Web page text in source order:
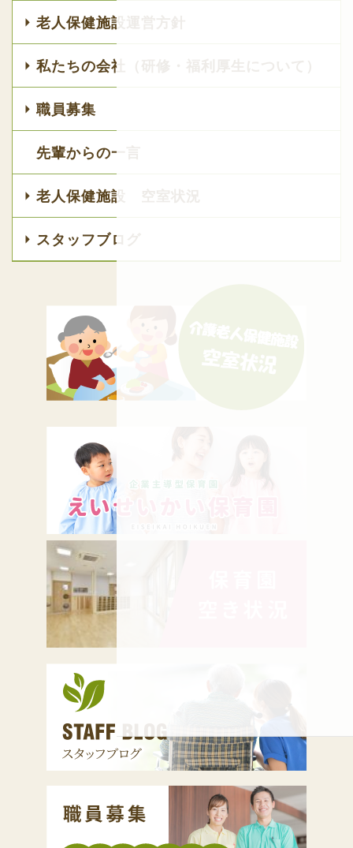
老人保健施設運営方針
私たちの会社（研修・福利厚生について）
職員募集
先輩からの一言
老人保健施設 空室状況
スタッフブログ